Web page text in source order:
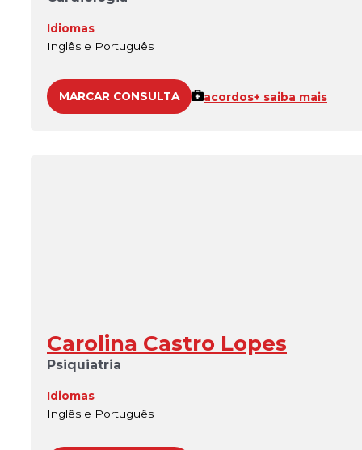
Idiomas
Inglês e Português
MARCAR CONSULTA acordos+ saiba mais
Carolina Castro Lopes
Psiquiatria
Idiomas
Inglês e Português